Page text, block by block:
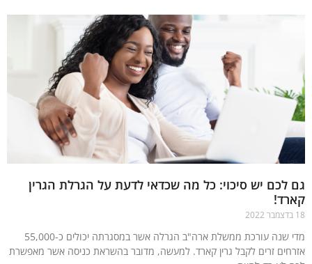
לכם יש סיכוי: כל מה שכדאי לדעת על הגרלת הגרין
מדי שנה עורכת ממשלת ארה"ב הגרלה אשר במסגרתה יכולים כ-55,000
זרים לקבל גרין קארד. למעשה, מדובר בהשראת כניסה אשר מאפשרת